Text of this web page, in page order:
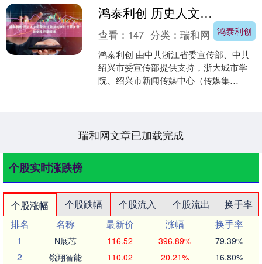
鸿泰利创 历史人文纪录片《陆游的乡村世界》登陆央视纪录频道
鸿泰利创
查看： 147 分类：瑞和网
鸿泰利创 由中共浙江省委宣传部、中共
绍兴市委宣传部提供支持，浙大城市学
院、绍兴市新闻传媒中心（传媒集
瑞和网文章已加载完成
个股实时涨跌榜
个股涨幅 个股跌幅 个股流入 个股流出
换手率
排名
名称 最新价 涨幅
换手率
1
N展芯 116.52 396.89% 79.39%
2 锐翔智能 110.02 20.21% 16.80%